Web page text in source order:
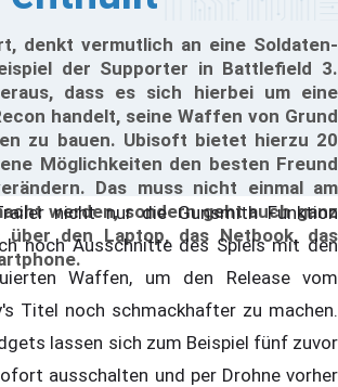
denkt vermutlich an eine Soldaten-
der Supporter in Battlefield 3.
dass es sich hierbei um eine
handelt, seine Waffen von Grund
zu bauen. Ubisoft bietet hierzu 20
Möglichkeiten den besten Freund
Das muss nicht einmal am
werden, sondern geht auch ganz
über den Laptop, das Netbook, das
nicht nur die Gunsmith Funktion
noch Ausschnitte des Spiels mit den
Waffen, um den Release vom
Titel noch schmackhafter zu machen.
lassen sich zum Beispiel fünf zuvor
ausschalten und per Drohne vorher